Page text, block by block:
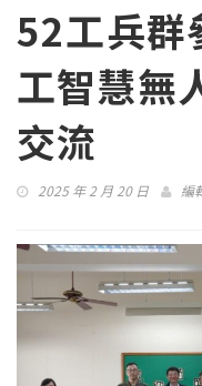
52工兵群
工智慧無
交流
2025 年 2 月 20 日 編